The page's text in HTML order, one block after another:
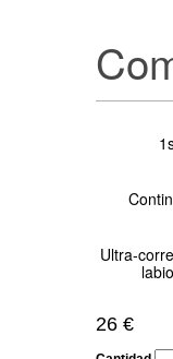
Ultra-
26 €